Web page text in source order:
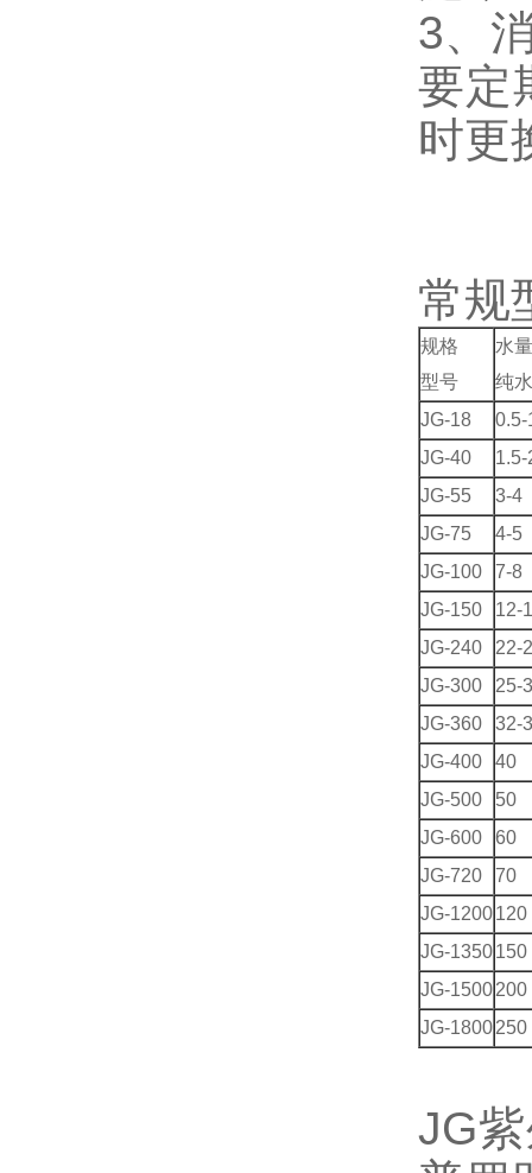
3、
要定
时更
常规
规格
型号
水
纯
JG-18
0.5-
JG-40
1.5-
JG-55
3-4
JG-75
4-5
JG-100
7-8
JG-150
12-
JG-240
22-
JG-300
25-
JG-360
32-
JG-400
40
JG-500
50
JG-600
60
JG-720
70
JG-1200 120
JG-1350 150
JG-1500 200
JG-1800 250
JG